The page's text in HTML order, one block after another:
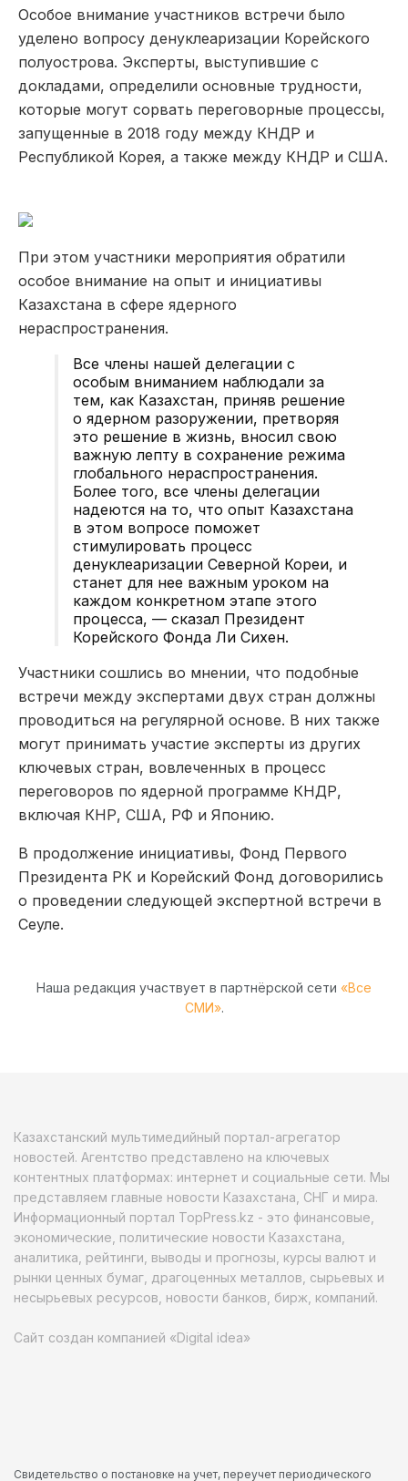
Особое внимание участников встречи было
уделено вопросу денуклеаризации Корейского
полуострова. Эксперты, выступившие с
докладами, определили основные трудности,
которые могут сорвать переговорные процессы,
запущенные в 2018 году между КНДР и
Республикой Корея, а также между КНДР и США.
При этом участники мероприятия обратили
особое внимание на опыт и инициативы
Казахстана в сфере ядерного
нераспространения.
Все члены нашей делегации с
особым вниманием наблюдали за
тем, как Казахстан, приняв решение
о ядерном разоружении, претворяя
это решение в жизнь, вносил свою
важную лепту в сохранение режима
глобального нераспространения.
Более того, все члены делегации
надеются на то, что опыт Казахстана
в этом вопросе поможет
стимулировать процесс
денуклеаризации Северной Кореи, и
станет для нее важным уроком на
каждом конкретном этапе этого
процесса, — сказал Президент
Корейского Фонда Ли Сихен.
Участники сошлись во мнении, что подобные
встречи между экспертами двух стран должны
проводиться на регулярной основе. В них также
могут принимать участие эксперты из других
ключевых стран, вовлеченных в процесс
переговоров по ядерной программе КНДР,
включая КНР, США, РФ и Японию.
В продолжение инициативы, Фонд Первого
Президента РК и Корейский Фонд договорились
о проведении следующей экспертной встречи в
Сеуле.
Наша редакция участвует в партнёрской сети «Все
СМИ».
Казахстанский мультимедийный портал-агрегатор
новостей. Агентство представлено на ключевых
контентных платформах: интернет и социальные сети. Мы
представляем главные новости Казахстана, СНГ и мира.
Информационный портал TopPress.kz - это финансовые,
экономические, политические новости Казахстана,
аналитика, рейтинги, выводы и прогнозы, курсы валют и
рынки ценных бумаг, драгоценных металлов, сырьевых и
несырьевых ресурсов, новости банков, бирж, компаний.
Сайт создан компанией «Digital idea»
Свидетельство о постановке на учет, переучет периодического